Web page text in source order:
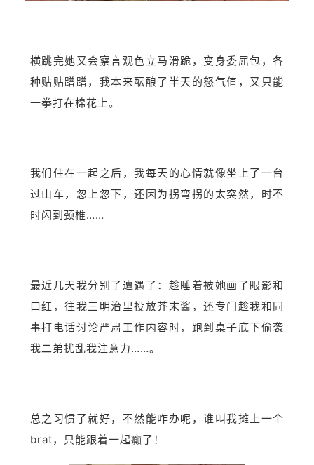
横跳完她又会察言观色立马滑跪，变身委屈包，各
种贴贴蹭蹭，我本来酝酿了半天的怒气值，又只能
一拳打在棉花上。
我们住在一起之后，我每天的心情就像坐上了一台
过山车，忽上忽下，还因为拐弯拐的太突然，时不
时闪到颈椎……
最近几天我分别了遭遇了：趁睡着被她画了眼影和
口红，往我三明治里投放芥末酱，还专门趁我和同
事打电话讨论严肃工作内容时，跑到桌子底下偷袭
我二弟扰乱我注意力……。
总之习惯了就好，不然能咋办呢，谁叫我摊上一个
brat，只能跟着一起癫了！